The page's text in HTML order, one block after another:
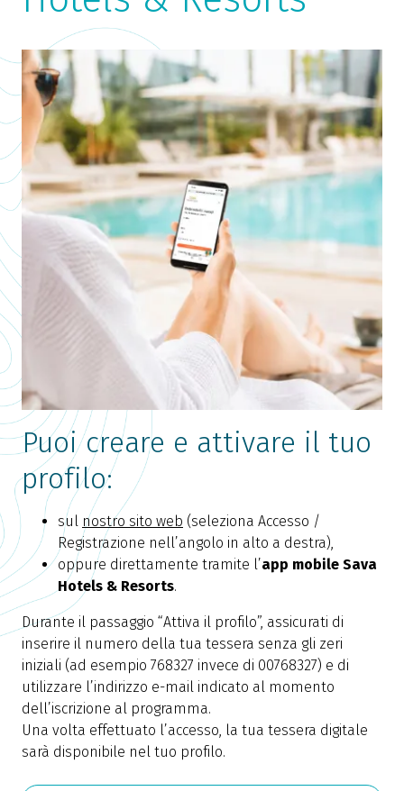
Puoi creare e attivare il tuo
profilo:
sul nostro sito web (seleziona Accesso /
Registrazione nell’angolo in alto a destra),
oppure direttamente tramite l’app mobile Sava
Hotels & Resorts.
Durante il passaggio “Attiva il profilo”, assicurati di
inserire il numero della tua tessera senza gli zeri
iniziali (ad esempio 768327 invece di 00768327) e di
utilizzare l’indirizzo e-mail indicato al momento
dell’iscrizione al programma.
Una volta effettuato l’accesso, la tua tessera digitale
sarà disponibile nel tuo profilo.